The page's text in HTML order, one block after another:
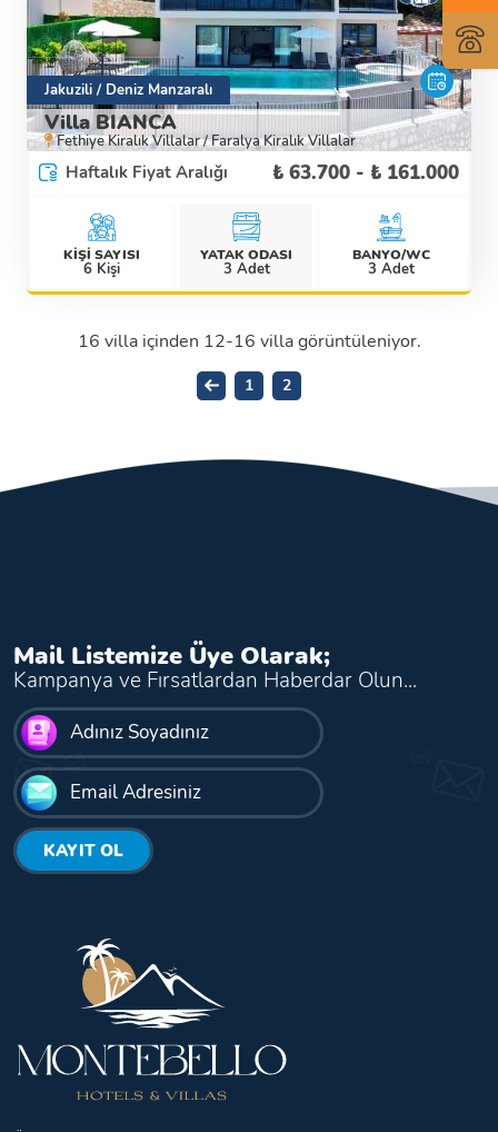
Villa BIANCA
Fethiye Kiralık Villalar / Faralya Kiralık Villalar
Jakuzili / Deniz Manzaralı
Haftalık Fiyat Aralığı ₺ 63.700 - ₺ 161.000
KİŞİ SAYISI
6 Kişi
YATAK ODASI
3 Adet
BANYO/WC
3 Adet
Detaylı İncele
16 villa içinden 12-16 villa görüntüleniyor.
1 2
Mail Listemize Üye Olarak;
Kampanya ve Fırsatlardan Haberdar Olun...
KAYIT OL